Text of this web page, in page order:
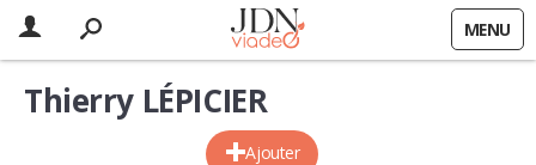
MENU
Ajouter
Thierry LÉPICIER